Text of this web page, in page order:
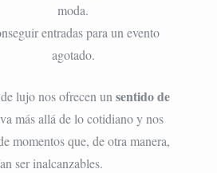
moda.
entradas para un evento
agotado.
lujo nos ofrecen un sentido de
más allá de lo cotidiano y nos
momentos que, de otra manera,
ser inalcanzables.